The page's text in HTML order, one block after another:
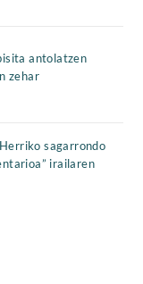
antolatzen
zehar
sagarrondo
irailaren